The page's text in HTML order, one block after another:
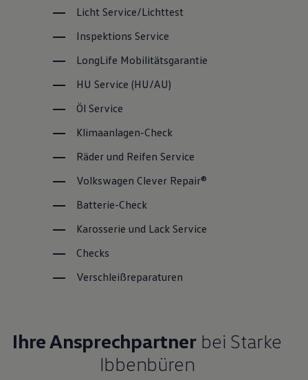
Licht Service/Lichttest
Inspektions Service
LongLife Mobilitätsgarantie
HU Service (HU/AU)
Öl Service
Klimaanlagen-Check
Räder und Reifen Service
Volkswagen Clever Repair®
Batterie-Check
Karosserie und Lack Service
Checks
Verschleißreparaturen
Ihre Ansprechpartnerbei Starke
Ibbenbüren